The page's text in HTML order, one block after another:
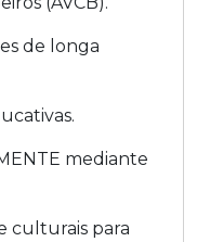
de longa
mediante
culturais para